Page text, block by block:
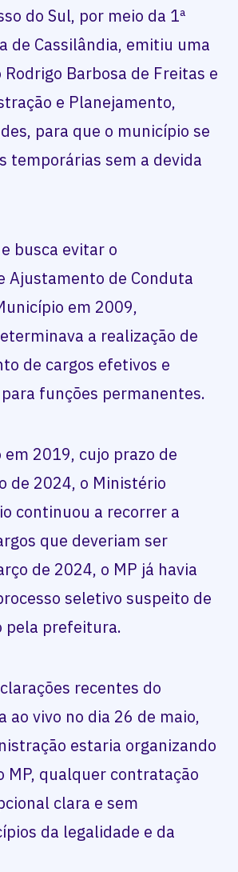
do Sul, por meio da 1ª
de Cassilândia, emitiu uma
Barbosa de Freitas e
e Planejamento,
para que o município se
temporárias sem a devida
busca evitar o
Ajustamento de Conduta
em 2009,
a realização de
de cargos efetivos e
funções permanentes.
2019, cujo prazo de
de 2024, o Ministério
continuou a recorrer a
que deveriam ser
de 2024, o MP já havia
seletivo suspeito de
pela prefeitura.
recentes do
vivo no dia 26 de maio,
estaria organizando
MP, qualquer contratação
clara e sem
da legalidade e da